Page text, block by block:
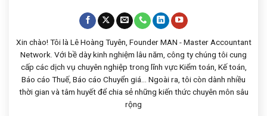
Xin chào! Tôi là Lê Hoàng Tuyên, Founder MAN - Master Accountant
Network. Với bề dày kinh nghiệm lâu năm, công ty chúng tôi cung
cấp các dịch vụ chuyên nghiệp trong lĩnh vực Kiểm toán, Kế toán,
Báo cáo Thuế, Báo cáo Chuyển giá... Ngoài ra, tôi còn dành nhiều
thời gian và tâm huyết để chia sẻ những kiến thức chuyên môn sâu
rộng